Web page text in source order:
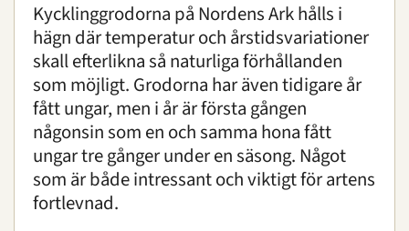
Kycklinggrodorna på Nordens Ark hålls i
hägn där temperatur och årstidsvariationer
skall efterlikna så naturliga förhållanden
som möjligt. Grodorna har även tidigare år
fått ungar, men i år är första gången
någonsin som en och samma hona fått
ungar tre gånger under en säsong. Något
som är både intressant och viktigt för artens
fortlevnad.